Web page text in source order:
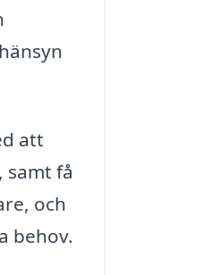
att
samt få
och
behov.